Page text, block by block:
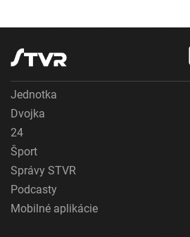
Jednotka
Dvojka
24
Šport
Správy STVR
Podcasty
Mobilné aplikácie